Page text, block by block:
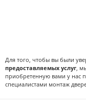
Для того, чтобы вы были
предоставляемых услуг ,
приобретенную вами у нас
специалистами монтаж